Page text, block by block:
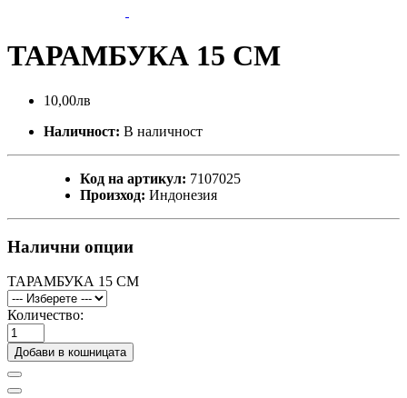
ТАРАМБУКА 15 СМ
10,00лв
Наличност: В наличност
Код на артикул: 7107025
Произход: Индонезия
Налични опции
ТАРАМБУКА 15 СМ
Количество:
Добави в кошницата